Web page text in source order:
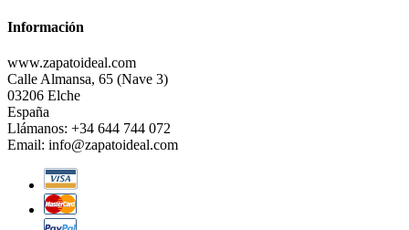
Información
www.zapatoideal.com
Calle Almansa, 65 (Nave 3)
03206 Elche
España
Llámanos: +34 644 744 072
Email: info@zapatoideal.com